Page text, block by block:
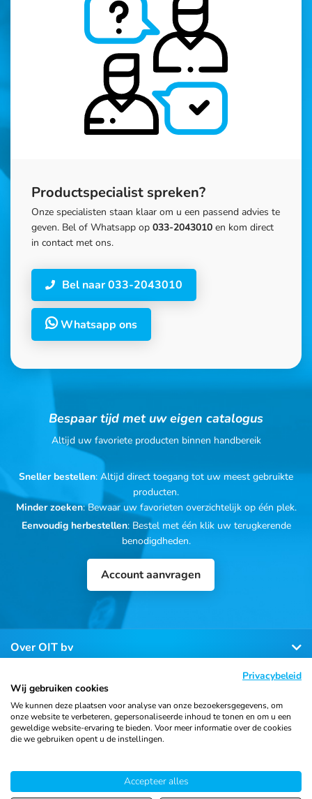
Productspecialist spreken?
Onze specialisten staan klaar om u een passend advies te
geven. Bel of Whatsapp op 033-2043010 en kom direct
in contact met ons.
Bel naar 033-2043010
Whatsapp ons
Bespaar tijd met uw eigen catalogus
Altijd uw favoriete producten binnen handbereik
Sneller bestellen: Altijd direct toegang tot uw meest gebruikte
producten.
Minder zoeken: Bewaar uw favorieten overzichtelijk op één plek.
Eenvoudig herbestellen: Bestel met één klik uw terugkerende
benodigdheden.
Account aanvragen
Over OIT bv
Klantenservice
Contact
& Trading B.V.
Algemene voorwaarden
verklaring
Cookiebeleid Sitemap
Privacybeleid
Wij gebruiken cookies
We kunnen deze plaatsen voor analyse van onze bezoekersgegevens, om
onze website te verbeteren, gepersonaliseerde inhoud te tonen en om u een
geweldige website-ervaring te bieden. Voor meer informatie over de cookies
die we gebruiken opent u de instellingen.
Accepteer alles